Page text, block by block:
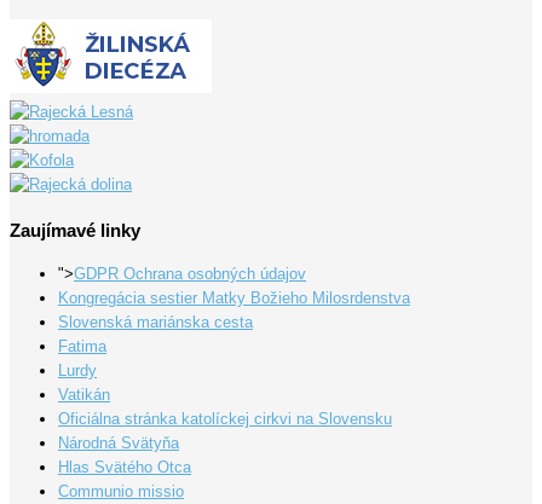
Zaujímavé linky
">GDPR Ochrana osobných údajov
Kongregácia sestier Matky Božieho Milosrdenstva
Slovenská mariánska cesta
Fatima
Lurdy
Vatikán
Oficiálna stránka katolíckej cirkvi na Slovensku
Národná Svätyňa
Hlas Svätého Otca
Communio missio